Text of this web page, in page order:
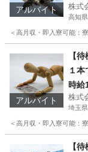
アルバイト 株式
高知
＜高月収・即入寮可能
工
アルバイト
【
１
時給
株式
埼玉
＜高月収・即入寮可能
工
【